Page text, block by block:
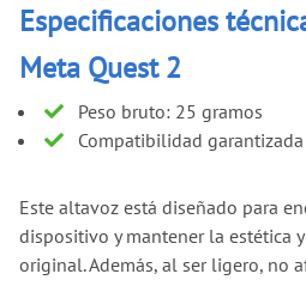
Especificaciones
Meta Quest 2
Peso bruto: 25 gramos
Compatibilidad
Este altavoz está diseñado para
dispositivo y mantener la estética
original. Además, al ser ligero, no